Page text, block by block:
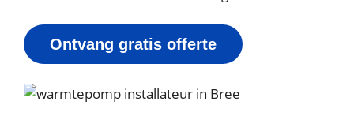
Ontvang gratis offerte